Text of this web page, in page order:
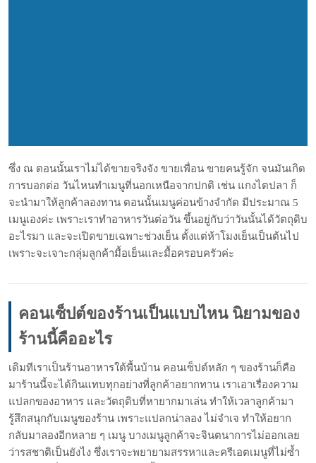
ซึ่ง ณ ตอนนั้นเราไม่ได้ขายจริงจัง ขายเพื่อน ขายคนรู้จัก จนมันเกิด
การบอกต่อ วันไหนทำเมนูที่นอกเหนือจากปกติ เช่น แกงไตปลา ก็
จะนำมาให้ลูกค้าลองทาน ตอนนั้นเมนูค่อนข้างจำกัด มีประมาณ 5
เมนูเองค่ะ เพราะเราทำอาหารวันต่อวัน ขึ้นอยู่กับว่าวันนั้นได้วัตถุดิบ
อะไรมา และจะเปิดขายเฉพาะช่วงเย็น ตั้งแต่ห้าโมงเย็นเป็นต้นไป
เพราะจะเจาะกลุ่มลูกค้ามื้อเย็นและมื้อครอบครัวค่ะ
คอนเซ็ปต์ของร้านเป็นแบบไหน นิยามของ
ร้านนี้คืออะไร
เดิมทีเราเป็นร้านอาหารใต้พื้นบ้าน คอนเซ็ปต์หลัก ๆ ของร้านก็คือ
มาร้านนี้จะได้กินแทบทุกอย่างที่ลูกค้าอยากทาน เราเอาเรื่องความ
แปลกของอาหาร และวัตถุดิบที่หายากมาเล่น ทำให้เวลาลูกค้ามา
รู้สึกสนุกกับเมนูของร้าน เพราะแปลกน่าลอง ไม่จำเจ ทำให้อยาก
กลับมาลองอีกหลาย ๆ เมนู บางเมนูลูกค้าจะจินตนาการไม่ออกเลย
ว่ารสชาติเป็นยังไง ซึ่งเราจะพยายามสรรหาและครีเอตเมนูที่ไม่ซ้ำ